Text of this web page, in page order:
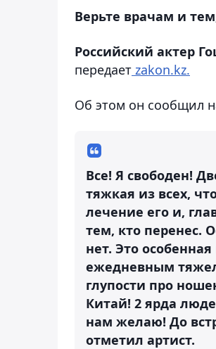
Верьте врачам и
Российский актер
передает zakon.kz.
Об этом он сообщил
Все! Я свободен!
тяжкая из всех,
лечение его и,
тем, кто перенес.
нет. Это
ежедневным
глупости про
Китай! 2 ярда
нам желаю! До
отметил артист.